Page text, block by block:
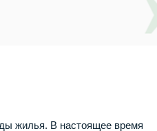
жилья. В настоящее время